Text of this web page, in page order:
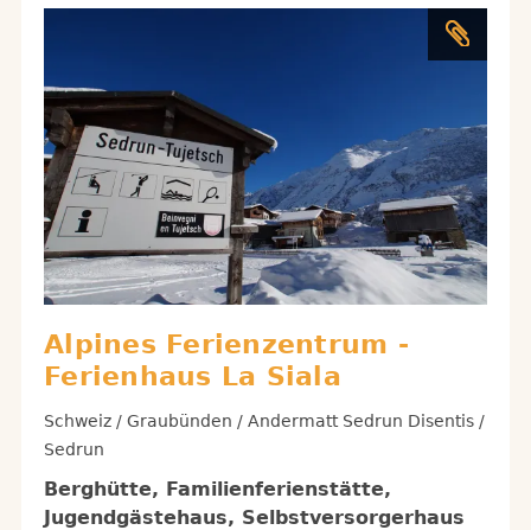
Alpines Ferienzentrum -
Ferienhaus La Siala
Schweiz / Graubünden / Andermatt Sedrun Disentis /
Sedrun
Berghütte, Familienferienstätte,
Jugendgästehaus, Selbstversorgerhaus